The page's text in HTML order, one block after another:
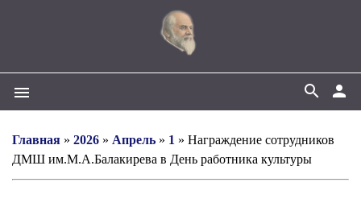
menu person
search
Главная » 2026 » Апрель » 1 » Награждение сотрудников
ДМШ им.М.А.Балакирева в День работника культуры